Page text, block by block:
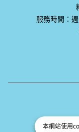
本網站使用
服務時間：